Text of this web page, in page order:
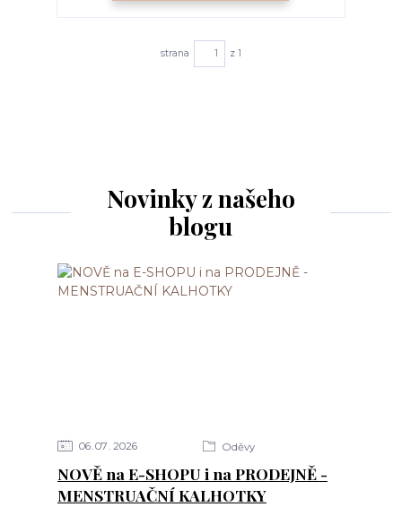
strana z 1
Novinky z našeho
blogu
06 07 2026 Oděvy
NOVĚ na E-SHOPU i na PRODEJNĚ -
MENSTRUAČNÍ KALHOTKY